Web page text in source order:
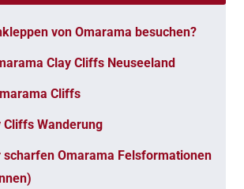
von Omarama besuchen?
Clay Cliffs Neuseeland
Cliffs
Cliffs Wanderung
scharfen Omarama Felsformationen